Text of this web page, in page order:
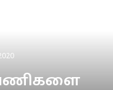
பணிகளை